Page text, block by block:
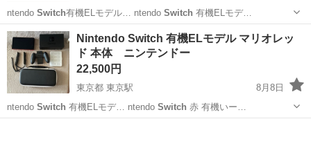
ntendo Switch有機ELモデル… ntendo Switch 有機ELモデ…
大阪 豊中市 ポータブルゲーム 有機EL
Nintendo Switch 有機ELモデル マリオレッ
ド 本体 ニンテンドー
22,500円
東京都 東京駅
8月8日
ntendo Switch 有機ELモデ… ntendo Switch 赤 有機いー…